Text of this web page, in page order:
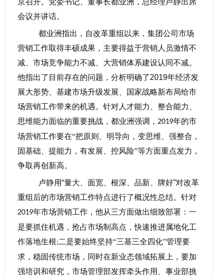
京召开。党委书记、董事长都业洲，总经理卢静出席
会议并讲话。
都业洲指出，自改革重组以来，集团公司市场
营销工作取得丰硕成果，主要得益于营销人员激情不
减、市场竞争能力不减、大营销体系建设认同不减。
他指出了目前存在的问题，分析明确了2019年经济发
展大形势、基建市场升级发展、国家战略新布局给市
场营销工作带来的机遇。针对人才能力、整合能力、
思维能力面临的重要挑战，都业洲强调， 2019年的市
场营销工作要在“把原则、明导向，变思维、强整合，
固基础、提能力，有发展、控风险”等方面重点发力，
争取再创新高。
卢静用“量大、面宽、根深、品新、牌好”对改革
重组后的市场营销工作特点进行了概况性总结。针对
2019年市场营销工作，他从三方面做出细致部署：一
是要抓住机遇，抢占市场制高点，快速推进属地化工
作落地生根;二是要始终坚持“三基三全四化”管理要
求，稳固传统市场，同时在新业态领域拓展上，要加
强培训和研究，市场管理部发挥牵头作用、事业部挑